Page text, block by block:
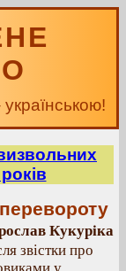
Кукуріка
звістки про